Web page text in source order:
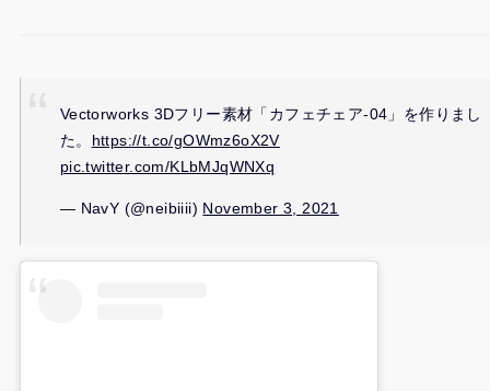
Vectorworks 3Dフリー素材「カフェチェア-04」を作りまし
た。 https://t.co/gOWmz6oX2V
pic.twitter.com/KLbMJqWNXq
— NavY (@neibiiii) November 3, 2021